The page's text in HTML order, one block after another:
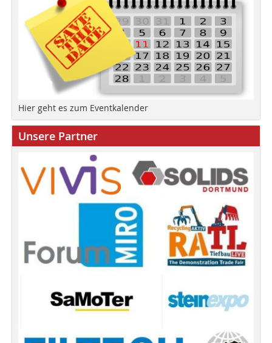
Hier geht es zum Eventkalender
Unsere Partner